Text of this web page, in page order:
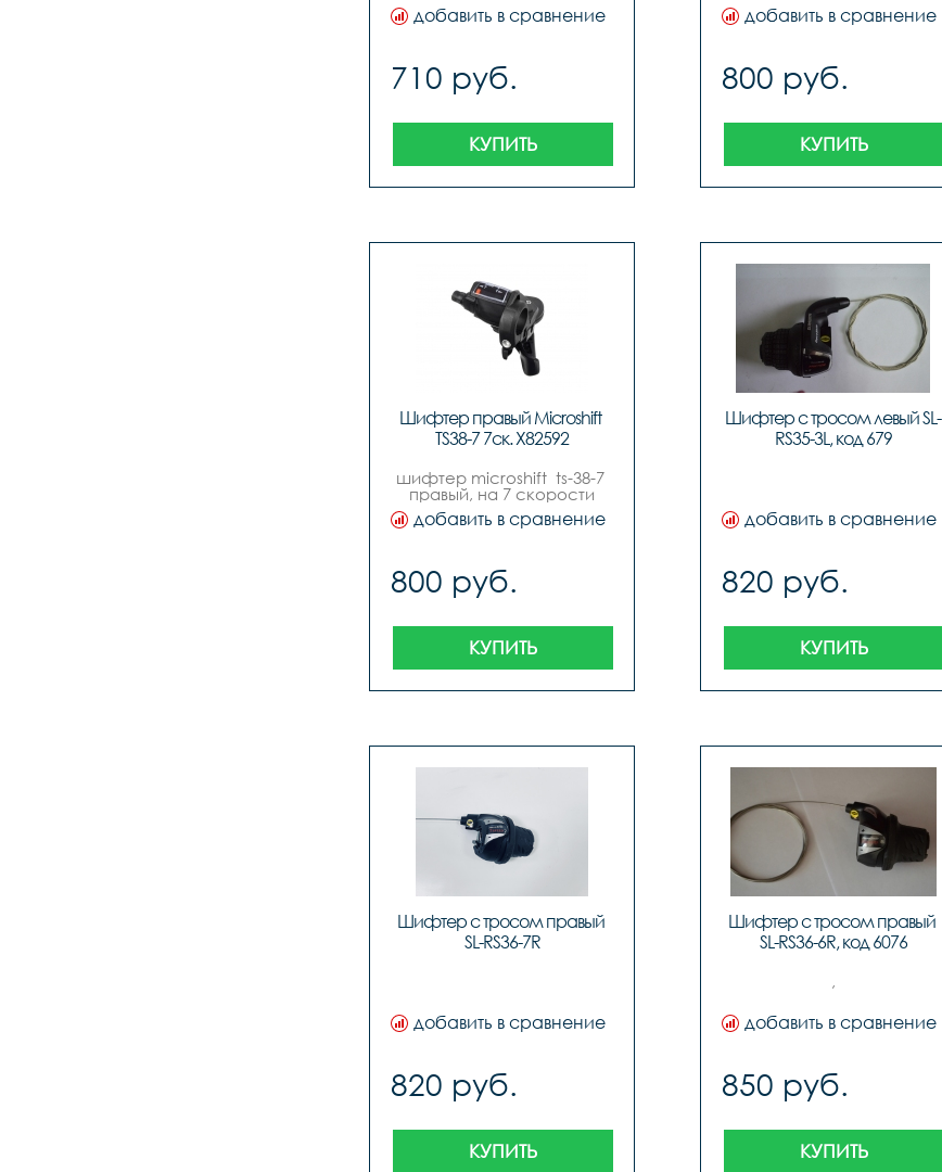
добавить в сравнение
710 руб.
КУПИТЬ
добавить в сравнение
800 руб.
КУПИТЬ
Шифтер правый Microshift
TS38-7 7ск. Х82592
шифтер microshift  ts-38-7
правый, на 7 скорости
добавить в сравнение
800 руб.
КУПИТЬ
Шифтер с тросом левый SL-
RS35-3L, код 679
добавить в сравнение
820 руб.
КУПИТЬ
Шифтер с тросом правый
SL-RS36-7R
добавить в сравнение
820 руб.
КУПИТЬ
Шифтер с тросом правый
SL-RS36-6R, код 6076
,
добавить в сравнение
850 руб.
КУПИТЬ